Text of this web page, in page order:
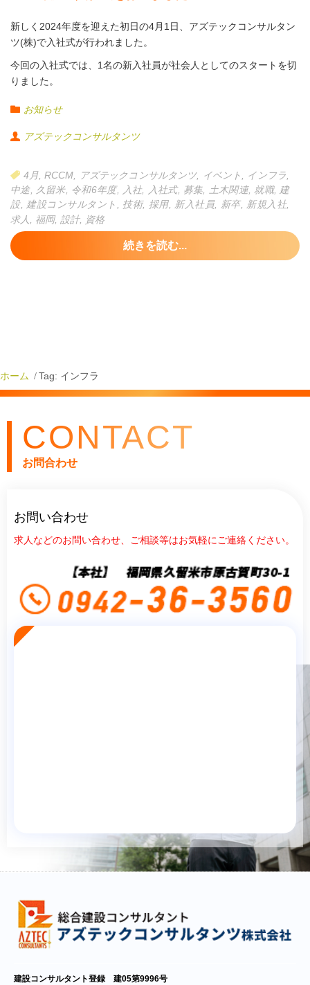
今年度のアズテックコンサルタンツ・インターンシップと仕事体
験の日程が決まりました。
通年実施してきた1dayの仕事体験に加え、今年は5dayの汎用的能
力型インターンシップを実施いたします。
エントリーは6/1よりマイナビサイトにて受け付けます。
◆詳細◆
8/22（木）、9/9（月）、9/20（金）
時間：11：00～17：00
場所：アズテックコンサルタンツ株式会社 久留米本社
【5dayインターンシップ】
日程：8/5（月）～8/9（金）
弊社では、新卒者を対象に会社説明会を随時開催しております。
オンライン形式と対面形式、どちらも対応いたします。
いという方や、実際に会社の雰囲気を見たい方など、ご希望に応
じて、お選びください。
日程の調整も柔軟に承っております。
専門外の学部に通っている方も、やる気のある方は大歓迎で
す！ 文理問いません。
一緒に土木の可能性を語りましょう！
皆様のご参加お待ちしております！
新しく2024年度を迎えた初日の4月1日、アズテックコンサルタン
ツ(株)で入社式が行われました。
今回の入社式では、1名の新入社員が社会人としてのスタートを切
りました。
式では、代表取締役の山口社長が「業務に於けるやりがいと社会
して、自分の知らない事にどんどん挑戦して、自分に、仕事に自
また、社員を代表して荒巻専務からも歓迎の言葉が述べられ、辞
令を受け取った新入社員は、「一日も早く業務に貢献できるよう
に頑張りたい」と決意を力強く語っていました。
お知らせ
アズテックコンサルタンツ
4月 ,RCCM アズテックコンサルタンツ, イベント インフラ
中途, 久留米, 令和6年度, 入社, 入社式, 募集, 土木関連,就職, 建
設, 建設コンサルタント , 技術, 採用, 新入社員, 新卒, 新規入社,
求人
福岡, 設計, 資格
続きを読む...
ホーム Tag: インフラ
CONTACT
お問合わせ
お問い合わせ
求人などのお問い合わせ、ご相談等はお気軽にご連絡ください。
建設コンサルタント登録 建05第9996号